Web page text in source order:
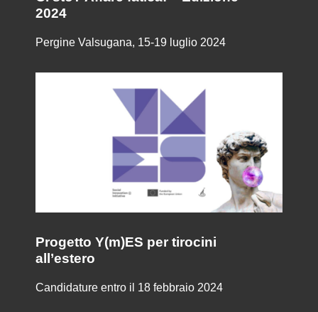
2024
Pergine Valsugana, 15-19 luglio 2024
Progetto Y(m)ES per tirocini
all’estero
Candidature entro il 18 febbraio 2024